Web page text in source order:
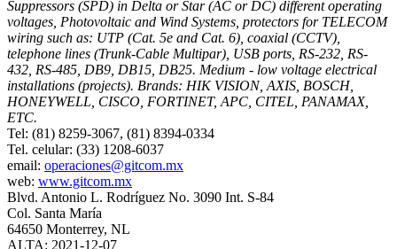
Suppressors (SPD) in Delta or Star (AC or DC) different operating
voltages, Photovoltaic and Wind Systems, protectors for TELECOM
wiring such as: UTP (Cat. 5e and Cat. 6), coaxial (CCTV),
telephone lines (Trunk‐Cable Multipar), USB ports, RS‐232, RS‐
432, RS‐485, DB9, DB15, DB25. Medium ‐ low voltage electrical
installations (projects). Brands: HIK VISION, AXIS, BOSCH,
HONEYWELL, CISCO, FORTINET, APC, CITEL, PANAMAX,
ETC.
Tel: (81) 8259-3067, (81) 8394-0334
Tel. celular: (33) 1208-6037
email: operaciones@gitcom.mx
web: www.gitcom.mx
Blvd. Antonio L. Rodríguez No. 3090 Int. S-84
Col. Santa María
64650 Monterrey, NL
ALTA: 2021-12-07